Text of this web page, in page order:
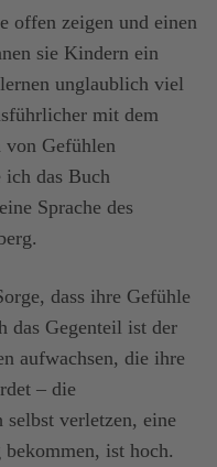
offen zeigen und einen
sie Kindern ein
unglaublich viel
mit dem
von Gefühlen
das Buch
Sprache des
dass ihre Gefühle
das Gegenteil ist der
aufwachsen, die ihre
– die
verletzen, eine
bekommen, ist hoch.